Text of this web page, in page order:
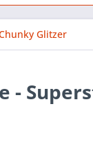
Glitzer
-